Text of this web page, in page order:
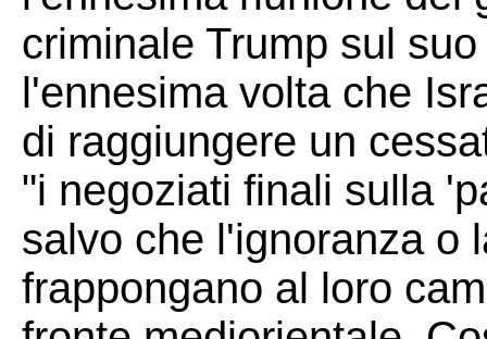
criminale Trump sul
l'ennesima volta che
di raggiungere un
"i negoziati finali sulla
salvo che l'ignoranza o
frappongano al loro